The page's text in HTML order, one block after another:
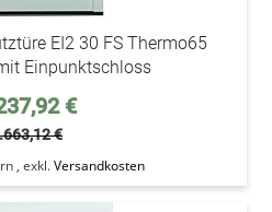
EI2 30 FS Thermo65
Einpunktschloss
€
€
, exkl.Versandkosten